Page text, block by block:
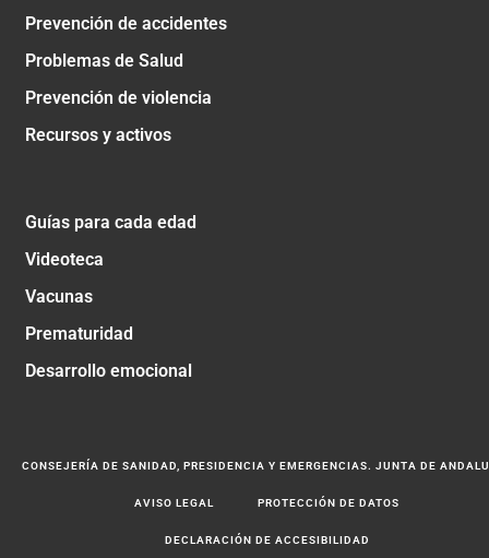
Prevención de accidentes
Problemas de Salud
Prevención de violencia
Recursos y activos
Guías para cada edad
Videoteca
Vacunas
Prematuridad
Desarrollo emocional
CONSEJERÍA DE SANIDAD, PRESIDENCIA Y EMERGENCIAS. JUNTA DE
AVISO LEGAL PROTECCIÓN DE DATOS
DECLARACIÓN DE ACCESIBILIDAD